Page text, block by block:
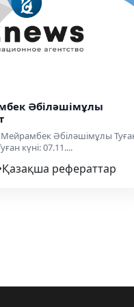
Әбіләшімұлы
Әбіләшімұлы
күні: 07.11....
Қазақша рефераттар